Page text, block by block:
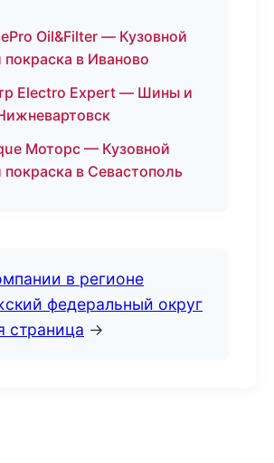
Oil&Filter — Кузовной
покраска в Иваново
Electro Expert — Шины и
Моторс — Кузовной
покраска в Севастополь
в регионе
федеральный округ
страница →